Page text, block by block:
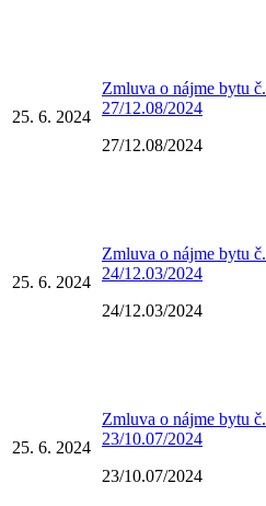
25. 6. 2024
Zmluva o nájme bytu č.
27/12.08/2024
27/12.08/2024
25. 6. 2024
Zmluva o nájme bytu č.
24/12.03/2024
24/12.03/2024
25. 6. 2024
Zmluva o nájme bytu č.
23/10.07/2024
23/10.07/2024